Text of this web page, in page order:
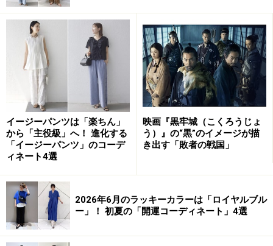
女性が見直したい、自身の性格とは？
次に、見直したい自身の性格として、次のような回答が
並んでいます。
面倒くさがり
自信がない
色は私たちの心と身体にさまざまな影響をあたえます
イージーパンツは「楽ちん」
から「主役級」へ！ 進化する
「イージーパンツ」のコーデ
ィネート4選
映画『黒牢城（こくろうじょ
う）』の“黒”のイメージが描
き出す「敗者の戦国」
2026年6月のラッキーカラーは「ロイヤルブル
ー」！ 初夏の「開運コーディネート」4選